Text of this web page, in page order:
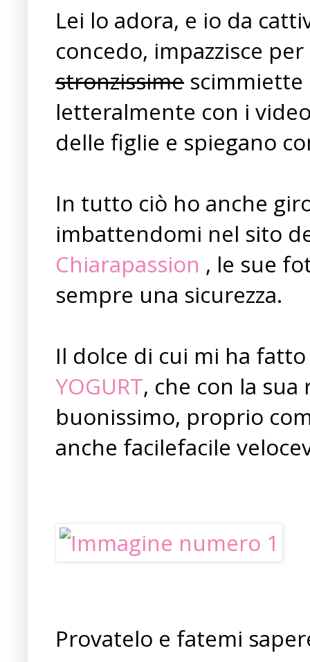
Lei lo adora, e io da
concedo, impazzisce
stronzissime scimmiette
letteralmente con i
delle figlie e spiegano
In tutto ciò ho anche
imbattendomi nel sito
Chiarapassion , le sue
sempre una sicurezza.
Il dolce di cui mi ha
YOGURT, che con la
buonissimo, proprio
anche facilefacile
Provatelo e fatemi